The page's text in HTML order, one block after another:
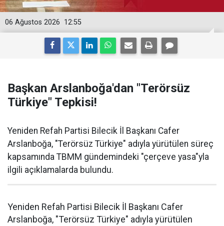
12:55
06 Ağustos 2026
Başkan Arslanboğa'dan "Terörsüz
Türkiye" Tepkisi!
Yeniden Refah Partisi Bilecik İl Başkanı Cafer
Arslanboğa, "Terörsüz Türkiye" adıyla yürütülen süreç
kapsamında TBMM gündemindeki "çerçeve yasa"yla
ilgili açıklamalarda bulundu.
Yeniden Refah Partisi Bilecik İl Başkanı Cafer
Arslanboğa, "Terörsüz Türkiye" adıyla yürütülen